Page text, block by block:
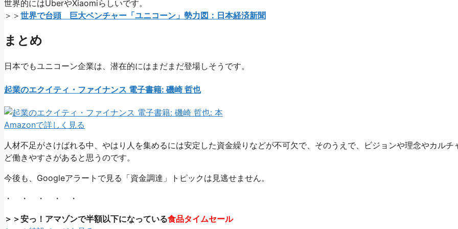
世界的にはUberやXiaomiらしいです。
＞＞ 世界で台頭 巨大ベンチャー「ユニコーン」勢力図：日本経済新聞
まとめ
日本でもユニコーン企業は、潜在的にはまだまだ登場しそうです。
起業のエクイティ・ファイナンス 電子書籍: 磯崎 哲也
Amazonで詳しく見る
人材不足がさけばれる中、やはり人を集めるには安定した資金繰りなどが不可欠で、そのうえで、ビジョンや理念やカルチ
ど働きやすさがあると思うのです。
今後も、Googleアラートで見る「資金調達」トピックは見逃せません。
・ ・ ・ ・ ・
＞＞安っ！アマゾンで半額以下になっている食品タイムセール